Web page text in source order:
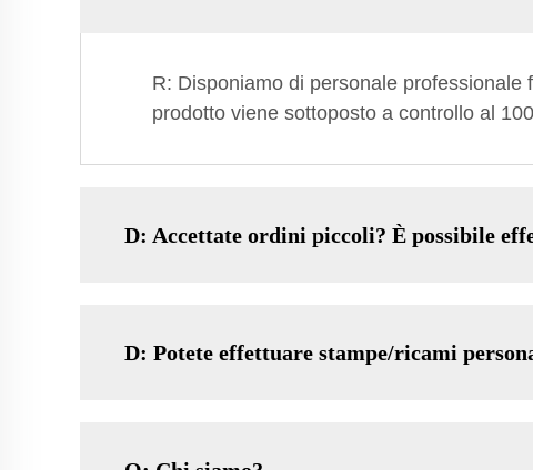
R: Disponiamo di personale
prodotto viene sottoposto a controllo al
D: Accettate ordini piccoli? È possibile
D: Potete effettuare stampe/ricami